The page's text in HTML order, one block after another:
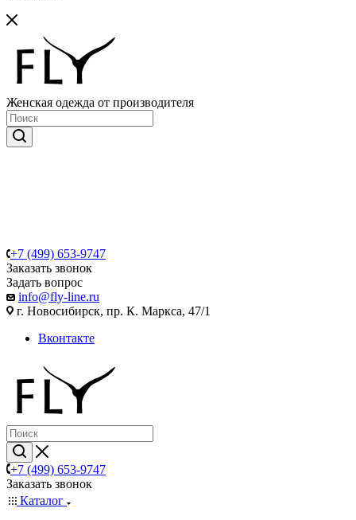
Женская одежда от производителя
+7 (499) 653-9747
Заказать звонок
Задать вопрос
info@fly-line.ru
г. Новосибирск, пр. К. Маркса, 47/1
Вконтакте
+7 (499) 653-9747
Заказать звонок
Каталог